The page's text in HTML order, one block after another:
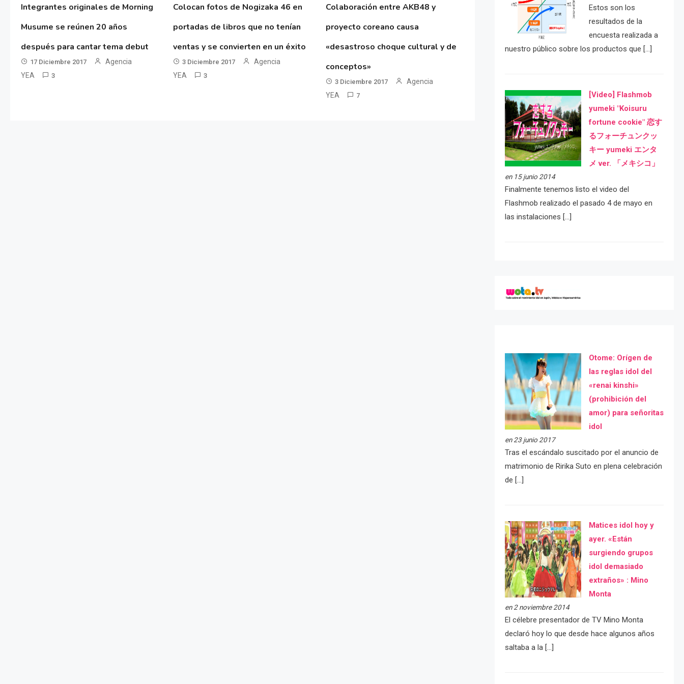
Integrantes originales de Morning
Musume se reúnen 20 años
después para cantar tema debut
17 Diciembre 2017
Agencia
YEA
3
Colocan fotos de Nogizaka 46 en
portadas de libros que no tenían
ventas y se convierten en un éxito
3 Diciembre 2017
Agencia
YEA
3
Colaboración entre AKB48 y
proyecto coreano causa
«desastroso choque cultural y de
conceptos»
3 Diciembre 2017
Agencia
YEA
7
Estos son los
resultados de la
encuesta realizada a
nuestro público sobre los productos que […]
[Video] Flashmob
yumeki "Koisuru
fortune cookie" 恋す
るフォーチュンクッ
キー yumeki エンタ
メ ver. 「メキシコ」
en 15 junio 2014
Finalmente tenemos listo el video del
Flashmob realizado el pasado 4 de mayo en
las instalaciones […]
Otome: Orígen de
las reglas idol del
«renai kinshi»
(prohibición del
amor) para señoritas
idol
en 23 junio 2017
Tras el escándalo suscitado por el anuncio de
matrimonio de Ririka Suto en plena celebración
de […]
Matices idol hoy y
ayer. «Están
surgiendo grupos
idol demasiado
extraños» : Mino
Monta
en 2 noviembre 2014
El célebre presentador de TV Mino Monta
declaró hoy lo que desde hace algunos años
saltaba a la […]